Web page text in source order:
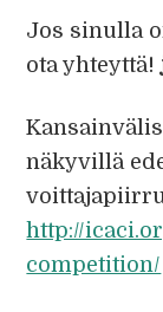
Jos sinulla
ota yhteyttä!
näkyvillä
http://
competition/